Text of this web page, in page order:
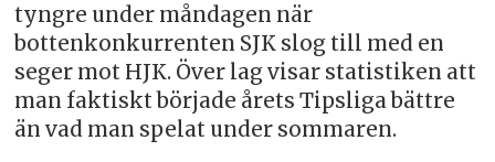
tyngre under måndagen när
bottenkonkurrenten SJK slog till med en
seger mot HJK. Över lag visar statistiken att
man faktiskt började årets Tipsliga bättre
än vad man spelat under sommaren.